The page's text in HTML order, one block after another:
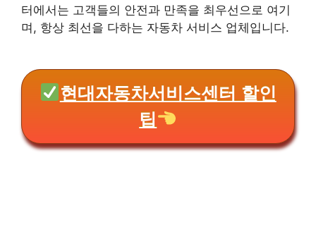
터에서는 고객들의 안전과 만족을 최우선으로 여기
며, 항상 최선을 다하는 자동차 서비스 업체입니다.
현대자동차서비스센터 할인
팁